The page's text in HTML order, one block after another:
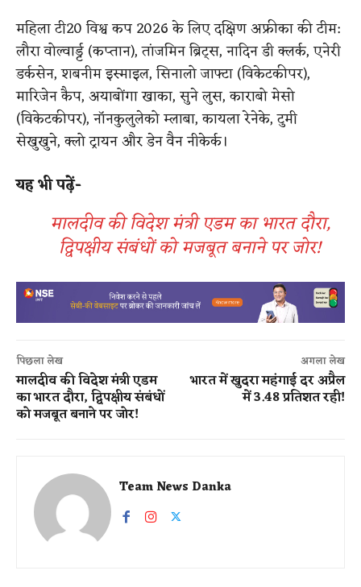
महिला टी20 विश्व कप 2026 के लिए दक्षिण अफ्रीका की टीम:
लौरा वोल्वार्ड्ट (कप्तान), तांजमिन ब्रिट्स, नादिन डी क्लर्क, एनेरी
डर्कसेन, शबनीम इस्माइल, सिनालो जाफ्टा (विकेटकीपर),
मारिजेन कैप, अयाबोंगा खाका, सुने लुस, काराबो मेसो
(विकेटकीपर), नॉनकुलुलेको म्लाबा, कायला रेनेके, टुमी
सेखुखुने, क्लो ट्रायन और डेन वैन नीकेर्क।
यह भी पढ़ें-
मालदीव की विदेश मंत्री एडम का भारत दौरा,
द्विपक्षीय संबंधों को मजबूत बनाने पर जोर!
पिछला लेख
मालदीव की विदेश मंत्री एडम
का भारत दौरा, द्विपक्षीय संबंधों
को मजबूत बनाने पर जोर!
अगला लेख
भारत में खुदरा महंगाई दर अप्रैल
में 3.48 प्रतिशत रही!
Team News Danka